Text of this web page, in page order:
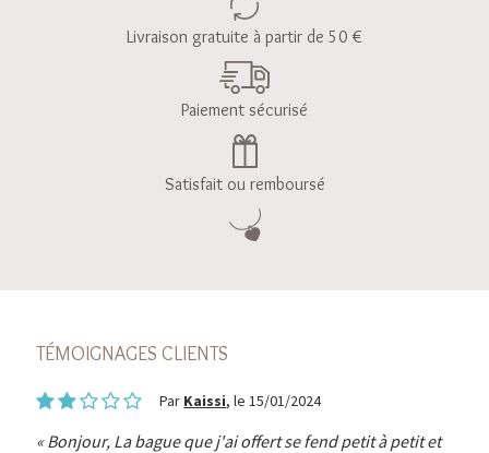
Livraison gratuite à partir de 50 €
Paiement sécurisé
Satisfait ou remboursé
TÉMOIGNAGES CLIENTS
Par Kaissi, le 15/01/2024
Bonjour, La bague que j'ai offert se fend petit à petit et